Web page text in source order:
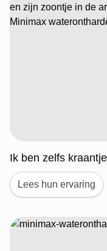
Ik ben zelfs
Lees hun ervaring